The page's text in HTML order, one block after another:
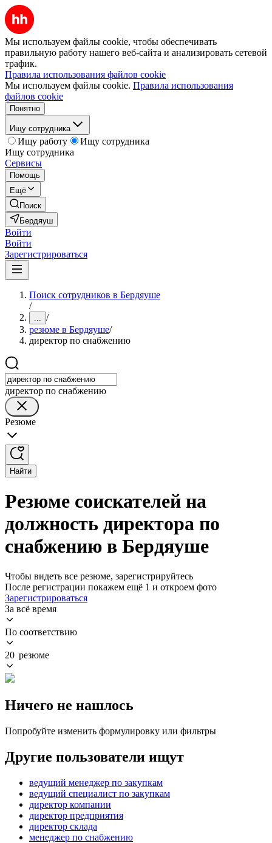
Мы используем файлы cookie, чтобы обеспечивать
правильную работу нашего веб-сайта и анализировать сетевой
трафик.
Правила использования файлов cookie
Мы используем файлы cookie. Правила использования
файлов cookie
Понятно
Ищу сотрудника
Ищу работу
Ищу сотрудника
Ищу сотрудника
Сервисы
Помощь
Ещё
Поиск
Бердяуш
Войти
Войти
Зарегистрироваться
Поиск сотрудников в Бердяуше
/
... /
резюме в Бердяуше/
директор по снабжению
директор по снабжению
Резюме
Найти
Резюме соискателей на
должность директора по
снабжению в Бердяуше
Чтобы видеть все резюме, зарегистрируйтесь
После регистрации покажем ещё 1 и откроем фото
Зарегистрироваться
За всё время
По соответствию
20 резюме
Ничего не нашлось
Попробуйте изменить формулировку или фильтры
Другие пользователи ищут
ведущий менеджер по закупкам
ведущий специалист по закупкам
директор компании
директор предприятия
директор склада
менеджер по снабжению